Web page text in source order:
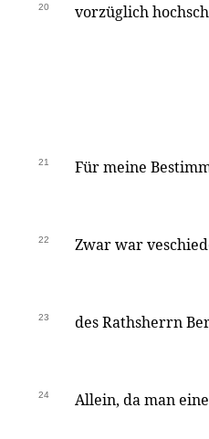
20 vorzüglich
21 Für meine
22 Zwar war
23 des Rathsherrn
24 Allein, da man